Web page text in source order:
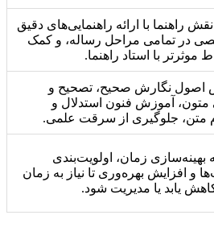
راهنما با ارائه راهنمایی‌های دقیق
در تمامی مراحل رساله، و کمک
موثرتر با استاد راهنما.
اصول نگارش صحیح، تصحیح و
متون، آموزش فنون استدلال و
متن، جلوگیری از سرقت علمی.
بهینه‌سازی زمان، اولویت‌بندی
و افزایش بهره‌وری تا نیاز به زمان
یابد یا مدیریت شود.